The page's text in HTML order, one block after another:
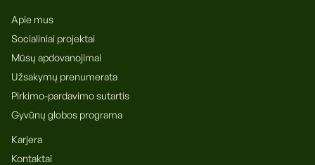
Apie mus
Socialiniai projektai
Mūsų apdovanojimai
Užsakymų prenumerata
Pirkimo-pardavimo sutartis
Gyvūnų globos programa
Karjera
Kontaktai